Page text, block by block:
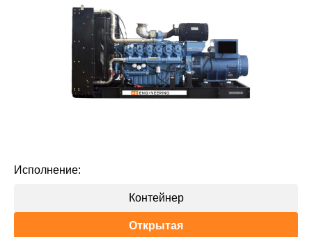
Исполнение:
Контейнер
Открытая